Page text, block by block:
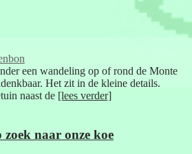
een wandeling op of rond de Monte
Het zit in de kleine details.
naast de [lees verder]
naar onze koe